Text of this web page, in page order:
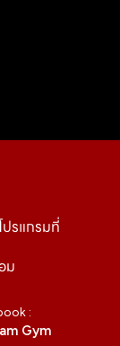
ปรแกรมที่
ม
:
Gym